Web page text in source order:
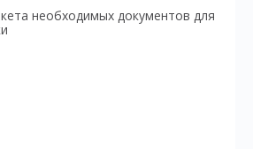
необходимых документов для